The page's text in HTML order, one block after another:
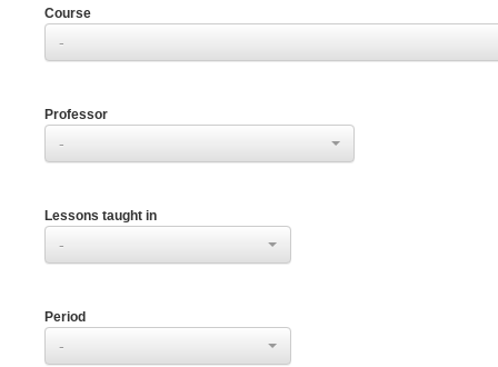
Course
-
Professor
-
Lessons taught in
-
Period
-